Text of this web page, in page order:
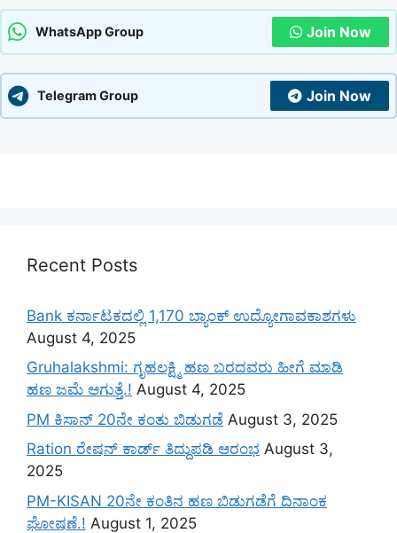
WhatsApp Group Join Now
Telegram Group Join Now
Recent Posts
Bank ಕರ್ನಾಟಕದಲ್ಲಿ 1,170 ಬ್ಯಾಂಕ್ ಉದ್ಯೋಗಾವಕಾಶಗಳು
August 4, 2025
Gruhalakshmi: ಗೃಹಲಕ್ಷ್ಮಿ ಹಣ ಬರದವರು ಹೀಗೆ ಮಾಡಿ
ಹಣ ಜಮೆ‌ ಆಗುತ್ತೆ.! August 4, 2025
PM ಕಿಸಾನ್ 20ನೇ ಕಂತು ಬಿಡುಗಡೆ August 3, 2025
Ration ರೇಷನ್ ಕಾರ್ಡ್ ತಿದ್ದುಪಡಿ ಆರಂಭ August 3,
2025
PM-KISAN 20ನೇ ಕಂತಿನ ಹಣ ಬಿಡುಗಡೆಗೆ ದಿನಾಂಕ
ಘೋಷಣೆ.! August 1, 2025